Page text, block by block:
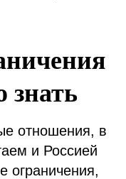
знать
отношения, в
и Россией
ограничения,